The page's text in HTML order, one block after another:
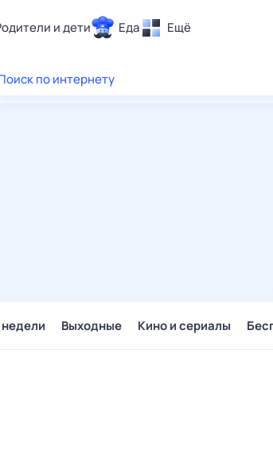
и дети Еда Ещё
Здоровье
по интернету
Выходные Кино и сериалы